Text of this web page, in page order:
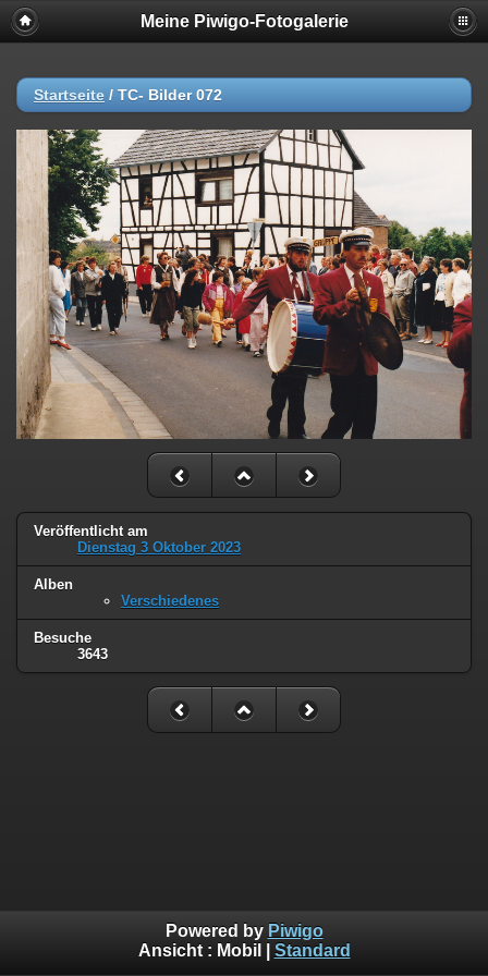
Meine Piwigo-Fotogalerie
Startseite / TC- Bilder 072
Veröffentlicht am
Dienstag 3 Oktober 2023
Alben
Verschiedenes
Besuche
3643
Powered by Piwigo
Ansicht : Mobil Standard